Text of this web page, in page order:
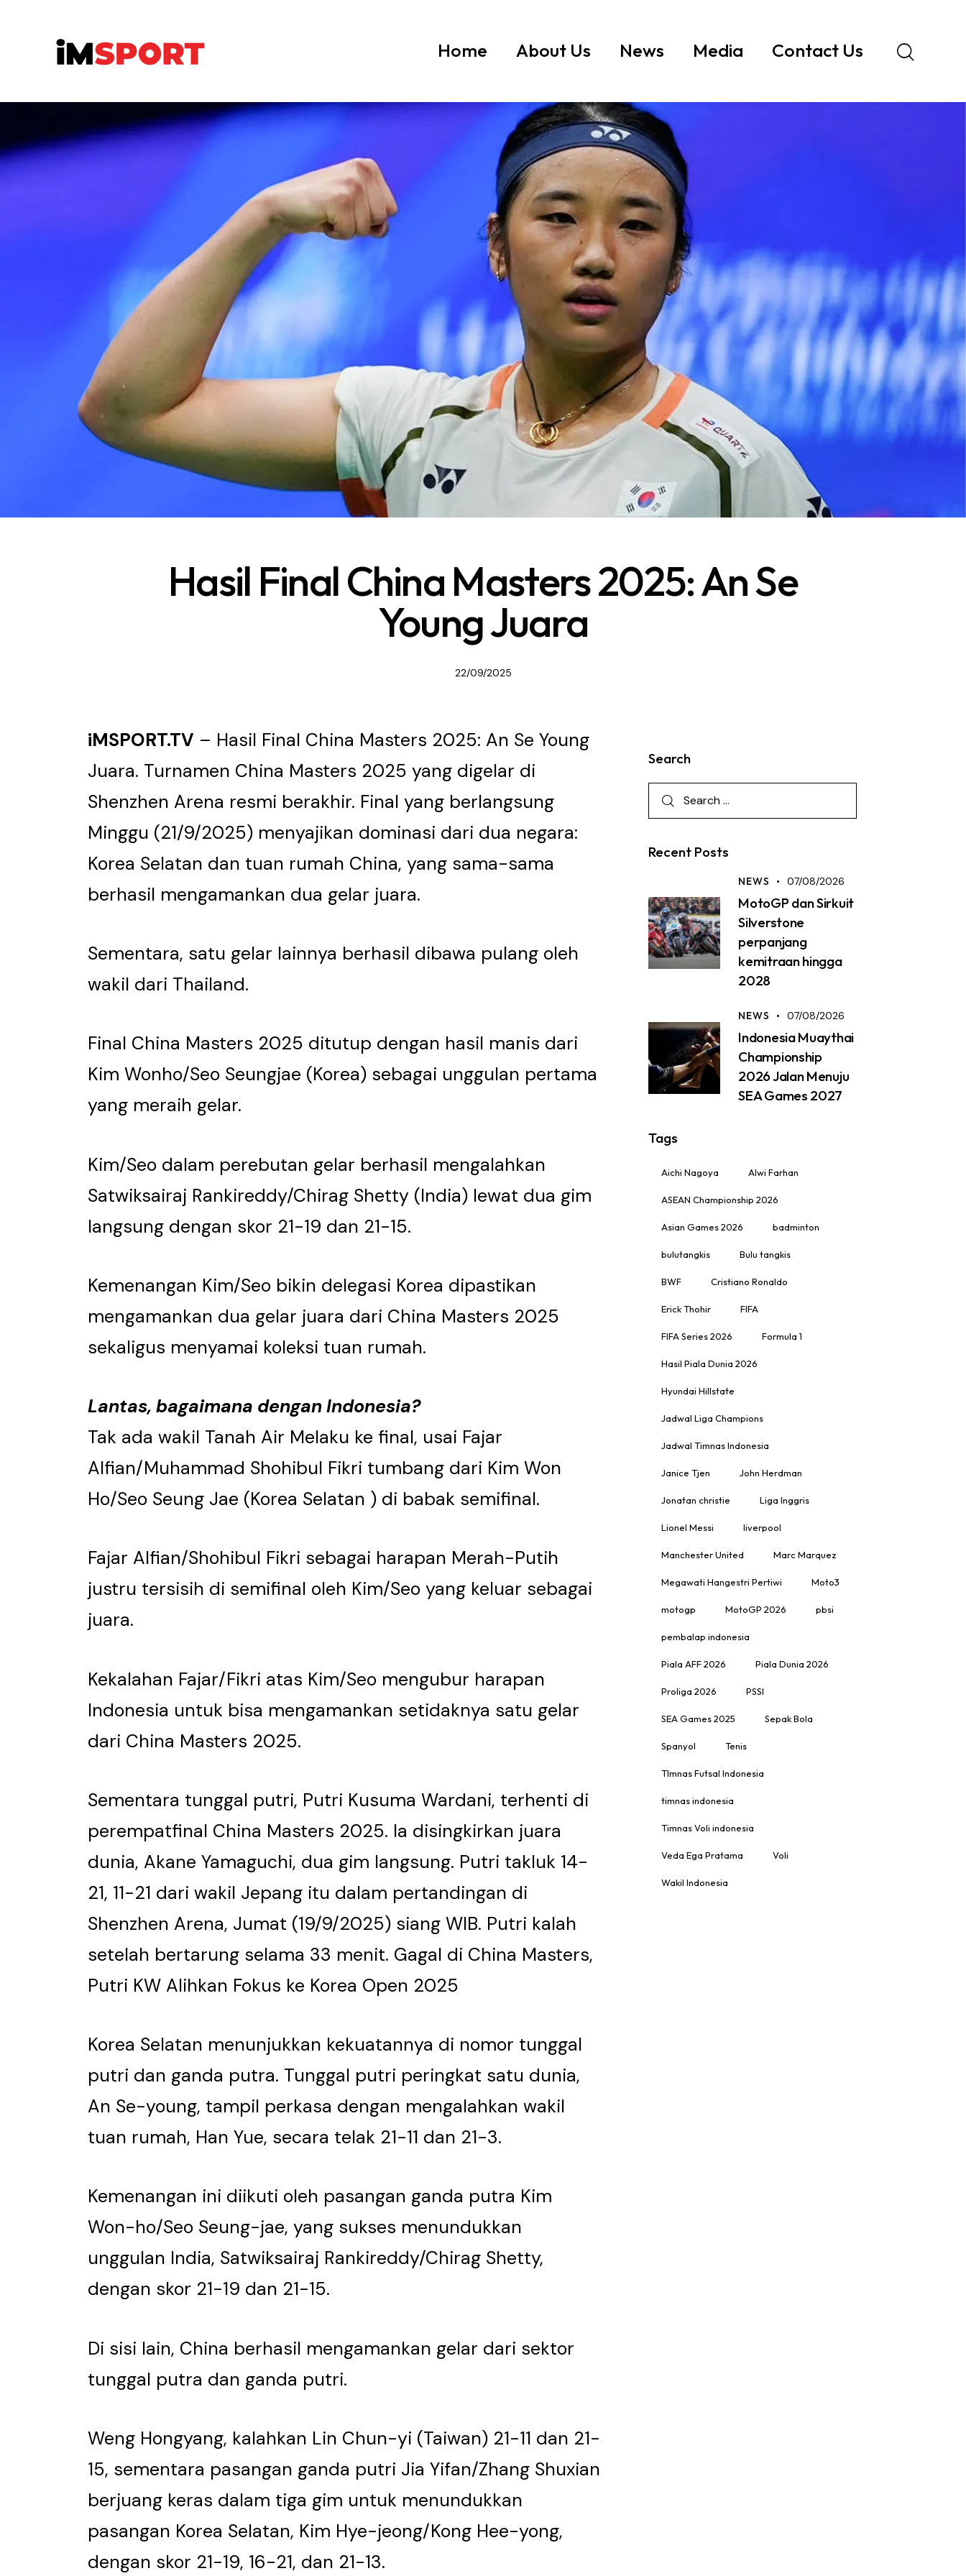
Home About Us News Media Contact Us
Hasil Final China Masters 2025: An Se
Young Juara
22/09/2025
iMSPORT.TV – Hasil Final China Masters 2025: An Se Young
Juara. Turnamen China Masters 2025 yang digelar di
Shenzhen Arena resmi berakhir. Final yang berlangsung
Minggu (21/9/2025) menyajikan dominasi dari dua negara:
Korea Selatan dan tuan rumah China, yang sama-sama
berhasil mengamankan dua gelar juara.
Sementara, satu gelar lainnya berhasil dibawa pulang oleh
wakil dari Thailand.
Final China Masters 2025 ditutup dengan hasil manis dari
Kim Wonho/Seo Seungjae (Korea) sebagai unggulan pertama
yang meraih gelar.
Kim/Seo dalam perebutan gelar berhasil mengalahkan
Satwiksairaj Rankireddy/Chirag Shetty (India) lewat dua gim
langsung dengan skor 21-19 dan 21-15.
Kemenangan Kim/Seo bikin delegasi Korea dipastikan
mengamankan dua gelar juara dari China Masters 2025
sekaligus menyamai koleksi tuan rumah.
Lantas, bagaimana dengan Indonesia?
Tak ada wakil Tanah Air Melaku ke final, usai Fajar
Alfian/Muhammad Shohibul Fikri tumbang dari Kim Won
Ho/Seo Seung Jae (Korea Selatan ) di babak semifinal.
Fajar Alfian/Shohibul Fikri sebagai harapan Merah-Putih
justru tersisih di semifinal oleh Kim/Seo yang keluar sebagai
juara.
Kekalahan Fajar/Fikri atas Kim/Seo mengubur harapan
Indonesia untuk bisa mengamankan setidaknya satu gelar
dari China Masters 2025.
Sementara tunggal putri, Putri Kusuma Wardani, terhenti di
perempatfinal China Masters 2025. Ia disingkirkan juara
dunia, Akane Yamaguchi, dua gim langsung. Putri takluk 14-
21, 11-21 dari wakil Jepang itu dalam pertandingan di
Shenzhen Arena, Jumat (19/9/2025) siang WIB. Putri kalah
setelah bertarung selama 33 menit. Gagal di China Masters,
Putri KW Alihkan Fokus ke Korea Open 2025
Korea Selatan menunjukkan kekuatannya di nomor tunggal
putri dan ganda putra. Tunggal putri peringkat satu dunia,
An Se-young, tampil perkasa dengan mengalahkan wakil
tuan rumah, Han Yue, secara telak 21-11 dan 21-3.
Kemenangan ini diikuti oleh pasangan ganda putra Kim
Won-ho/Seo Seung-jae, yang sukses menundukkan
unggulan India, Satwiksairaj Rankireddy/Chirag Shetty,
dengan skor 21-19 dan 21-15.
Di sisi lain, China berhasil mengamankan gelar dari sektor
tunggal putra dan ganda putri.
Weng Hongyang, kalahkan Lin Chun-yi (Taiwan) 21-11 dan 21-
15, sementara pasangan ganda putri Jia Yifan/Zhang Shuxian
berjuang keras dalam tiga gim untuk menundukkan
pasangan Korea Selatan, Kim Hye-jeong/Kong Hee-yong,
dengan skor 21-19, 16-21, dan 21-13.
Search
Recent Posts
NEWS 07/08/2026
MotoGP dan Sirkuit
Silverstone
perpanjang
kemitraan hingga
2028
NEWS 07/08/2026
Indonesia Muaythai
Championship
2026 Jalan Menuju
SEA Games 2027
Tags
Aichi Nagoya Alwi Farhan
ASEAN Championship 2026
Asian Games 2026 badminton
bulutangkis Bulu tangkis
BWF Cristiano Ronaldo
Erick Thohir FIFA
FIFA Series 2026 Formula 1
Hasil Piala Dunia 2026
Hyundai Hillstate
Jadwal Liga Champions
Jadwal Timnas Indonesia
Janice Tjen John Herdman
Jonatan christie Liga Inggris
Lionel Messi liverpool
Manchester United Marc Marquez
Megawati Hangestri Pertiwi Moto3
motogp MotoGP 2026 pbsi
pembalap indonesia
Piala AFF 2026 Piala Dunia 2026
Proliga 2026 PSSI
SEA Games 2025 Sepak Bola
Spanyol Tenis
TImnas Futsal Indonesia
timnas indonesia
Timnas Voli indonesia
Veda Ega Pratama Voli
Wakil Indonesia